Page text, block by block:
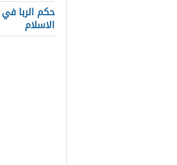
حكم الربا في
الاسلام